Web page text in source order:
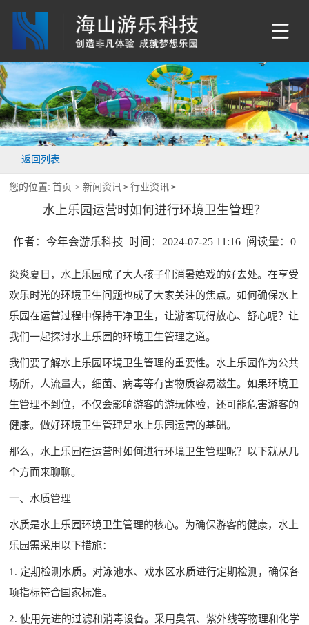
返回列表
您的位置: 首页 >新闻资讯 >行业资讯 >
水上乐园运营时如何进行环境卫生管理？
作者：今年会游乐科技 时间：2024-07-25 11:16 阅读量： 0
炎炎夏日，水上乐园成了大人孩子们消暑嬉戏的好去处。在享受
欢乐时光的环境卫生问题也成了大家关注的焦点。如何确保水上
乐园在运营过程中保持干净卫生，让游客玩得放心、舒心呢？让
我们一起探讨水上乐园的环境卫生管理之道。
我们要了解水上乐园环境卫生管理的重要性。水上乐园作为公共
场所，人流量大，细菌、病毒等有害物质容易滋生。如果环境卫
生管理不到位，不仅会影响游客的游玩体验，还可能危害游客的
健康。做好环境卫生管理是水上乐园运营的基础。
那么，水上乐园在运营时如何进行环境卫生管理呢？以下就从几
个方面来聊聊。
一、水质管理
水质是水上乐园环境卫生管理的核心。为确保游客的健康，水上
乐园需采用以下措施：
1. 定期检测水质。对泳池水、戏水区水质进行定期检测，确保各
项指标符合国家标准。
2. 使用先进的过滤和消毒设备。采用臭氧、紫外线等物理和化学